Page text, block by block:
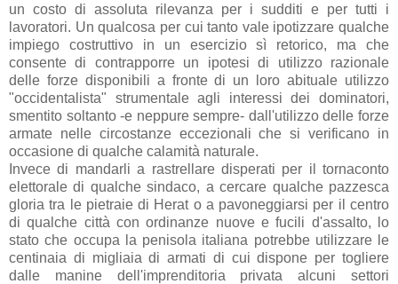
un costo di assoluta rilevanza per i sudditi e per tutti i
lavoratori. Un qualcosa per cui tanto vale ipotizzare qualche
impiego costruttivo in un esercizio sì retorico, ma che
consente di contrapporre un ipotesi di utilizzo razionale
delle forze disponibili a fronte di un loro abituale utilizzo
"occidentalista" strumentale agli interessi dei dominatori,
smentito soltanto -e neppure sempre- dall'utilizzo delle forze
armate nelle circostanze eccezionali che si verificano in
occasione di qualche calamità naturale.
Invece di mandarli a rastrellare disperati per il tornaconto
elettorale di qualche sindaco, a cercare qualche pazzesca
gloria tra le pietraie di Herat o a pavoneggiarsi per il centro
di qualche città con ordinanze nuove e fucili d'assalto, lo
stato che occupa la penisola italiana potrebbe utilizzare le
centinaia di migliaia di armati di cui dispone per togliere
dalle manine dell'imprenditoria privata alcuni settori